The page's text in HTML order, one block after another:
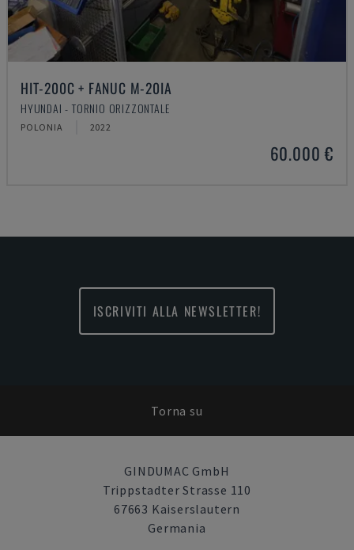
HIT-200C + FANUC M-20IA
HYUNDAI - TORNIO ORIZZONTALE
POLONIA 2022
60.000 €
ISCRIVITI ALLA NEWSLETTER!
Torna su
GINDUMAC GmbH
Trippstadter Strasse 110
67663 Kaiserslautern
Germania